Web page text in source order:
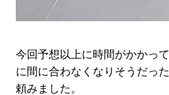
今回予想以上に時間がかかっ
に間に合わなくなりそうだっ
頼みました。